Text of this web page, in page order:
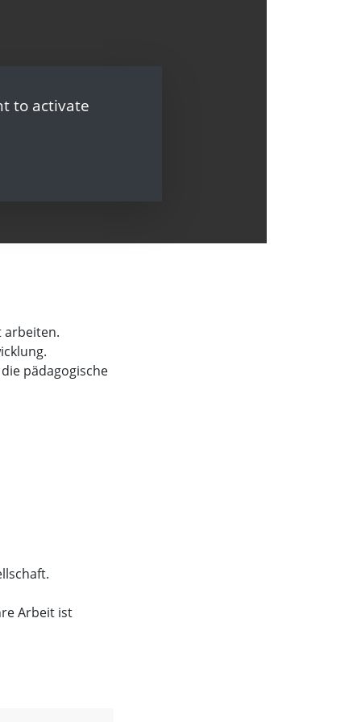
arbeiten.
pädagogische
Arbeit ist
to activate